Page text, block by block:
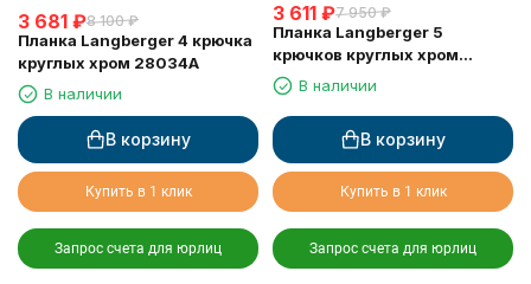
3 681 ₽8 100 ₽
Планка Langberger 4 крючка
круглых хром 28034A
В наличии
В корзину
Купить в 1 клик
Запрос счета для юрлиц
3 611 ₽7 950 ₽
Планка Langberger 5
крючков круглых хром
28035AВ наличии
В корзину
Купить в 1 клик
Запрос счета для юрлиц